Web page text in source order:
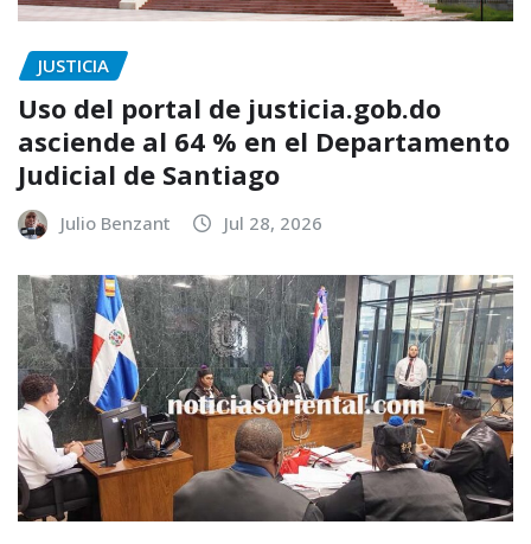
JUSTICIA
Uso del portal de justicia.gob.do
asciende al 64 % en el Departamento
Judicial de Santiago
Julio Benzant Jul 28, 2026